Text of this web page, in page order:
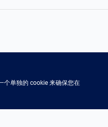
个单独的 cookie 来确保您在